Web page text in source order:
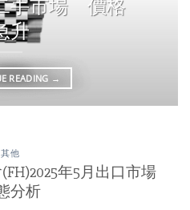
手市場 價格
升
READING →
其他
年5月出口市場
分析